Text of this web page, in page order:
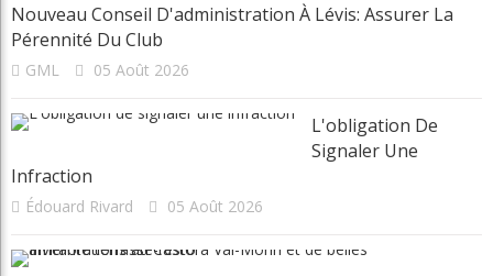
Nouveau Conseil D'administration À Lévis: Assurer La
Pérennité Du Club
GML 05 Août 2026
L'obligation De
Signaler Une
Infraction
Édouard Rivard 05 Août 2026